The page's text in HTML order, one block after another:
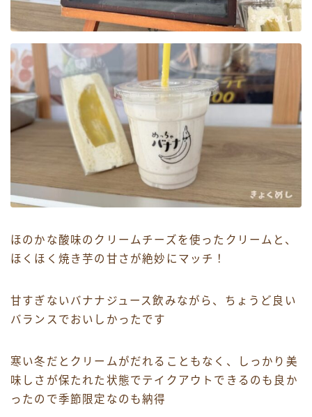
ほのかな酸味のクリームチーズを使ったクリームと、
ほくほく焼き芋の甘さが絶妙にマッチ！
甘すぎないバナナジュース飲みながら、ちょうど良い
バランスでおいしかったです
寒い冬だとクリームがだれることもなく、しっかり美
味しさが保たれた状態でテイクアウトできるのも良か
ったので季節限定なのも納得